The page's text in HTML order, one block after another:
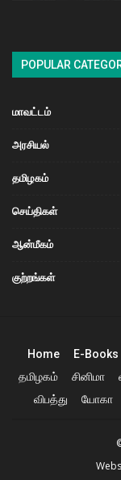
POPULAR
மாவட்டம்
அரசியல்
தமிழகம்
செய்திகள்
ஆன்மீகம்
குற்றங்கள்
Home E-Books
தமிழகம்
சினிமா
விபத்து
யோகா